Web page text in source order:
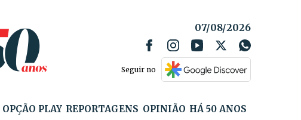
07/08/2026
Seguir no
OPÇÃO PLAY REPORTAGENS OPINIÃO HÁ 50 ANOS